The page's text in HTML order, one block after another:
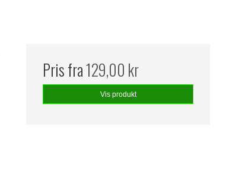
Pris fra129,00 kr
Vis produkt